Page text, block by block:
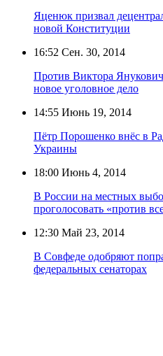
Яценюк призвал
новой Конституции
16:52 Сен. 30, 2014
Против Виктора
новое уголовное дело
14:55 Июнь 19, 2014
Пётр Порошенко внёс в
Украины
18:00 Июнь 4, 2014
В России на местных
проголосовать «против
12:30 Май 23, 2014
В Совфеде одобряют
федеральных сенаторах